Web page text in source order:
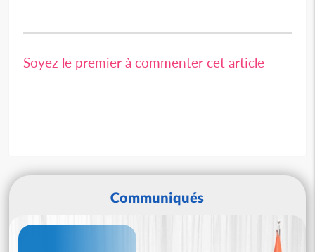
Soyez le premier à commenter cet article
Communiqués